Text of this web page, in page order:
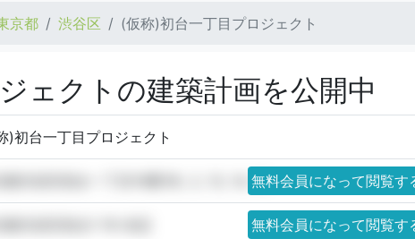
京都 渋谷区 (仮称)初台一丁目プロジェクト
ェクトの建築計画を公開中
)初台一丁目プロジェクト
都渋谷区初台一丁目19番1外, 2, 13, 14, 15無料会員になって閲覧す
無料会員になって閲覧す